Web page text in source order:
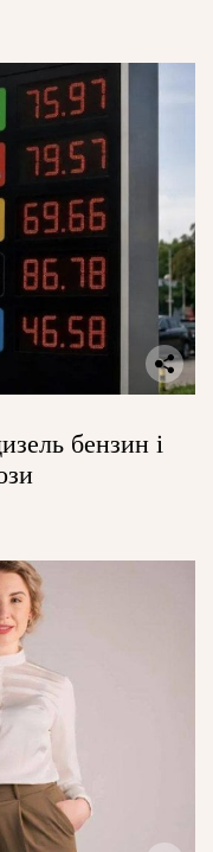
бензин і